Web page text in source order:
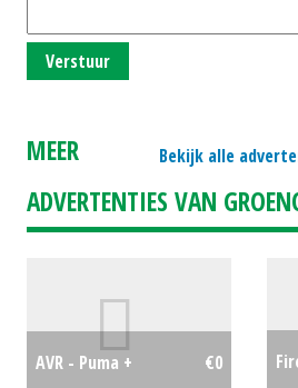
Verstuur
Bekijk alle
MEER
ADVERTENTIES VAN
AVR - Puma + €0